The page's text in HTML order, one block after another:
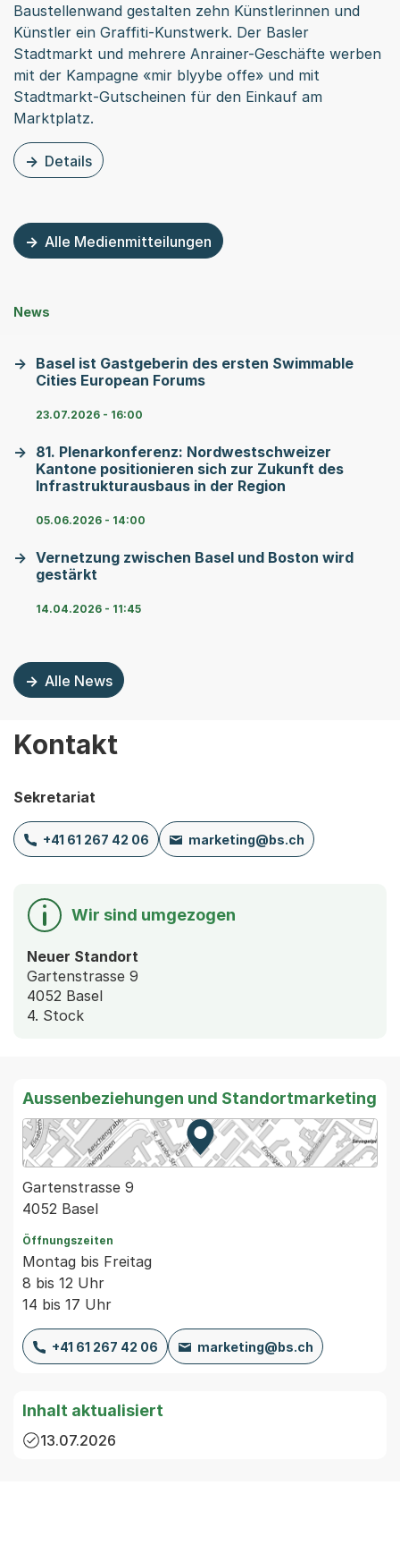
Baustellenwand gestalten zehn Künstlerinnen und
Künstler ein Graffiti-Kunstwerk. Der Basler
Stadtmarkt und mehrere Anrainer-Geschäfte werben
mit der Kampagne «mir blyybe offe» und mit
Stadtmarkt-Gutscheinen für den Einkauf am
Marktplatz.
Details
zu dieser Medienmitteilung: Graffiti-Kunstwerk macht
Alle Medienmitteilungen
News
Basel ist Gastgeberin des ersten Swimmable
Cities European Forums
23.07.2026 - 16:00
81. Plenarkonferenz: Nordwestschweizer
Kantone positionieren sich zur Zukunft des
Infrastrukturausbaus in der Region
05.06.2026 - 14:00
Vernetzung zwischen Basel und Boston wird
gestärkt
14.04.2026 - 11:45
Alle News
Kontakt
Sekretariat
+41 61 267 42 06 marketing@bs.ch
Wir sind umgezogen
Neuer Standort
Gartenstrasse 9
4052 Basel
4. Stock
Aussenbeziehungen und Standortmarketing
Zur Karte von MapBS.
Externer Link, wird in einem
Gartenstrasse 9
4052 Basel
Öffnungszeiten
Montag bis Freitag
8 bis 12 Uhr
14 bis 17 Uhr
+41 61 267 42 06 marketing@bs.ch
Inhalt aktualisiert
13.07.2026